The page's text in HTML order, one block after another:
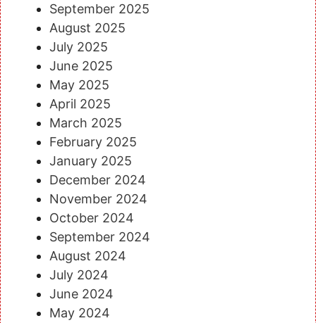
September 2025
August 2025
July 2025
June 2025
May 2025
April 2025
March 2025
February 2025
January 2025
December 2024
November 2024
October 2024
September 2024
August 2024
July 2024
June 2024
May 2024